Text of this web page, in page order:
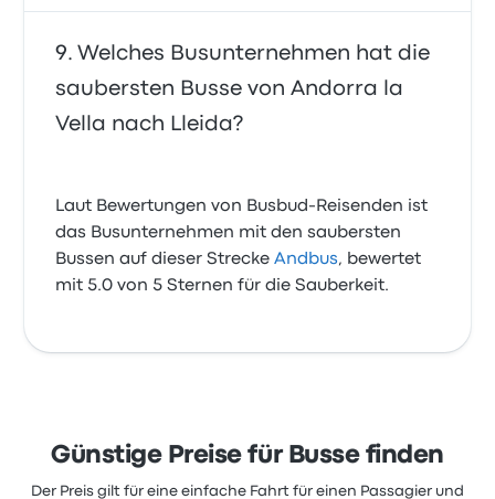
Welches Busunternehmen hat die
saubersten Busse von Andorra la
Vella nach Lleida?
Laut Bewertungen von Busbud-Reisenden ist
das Busunternehmen mit den saubersten
Bussen auf dieser StreckeAndbus, bewertet
mit 5.0 von 5 Sternen für die Sauberkeit.
Günstige Preise für Busse finden
Der Preis gilt für eine einfache Fahrt für einen Passagier und